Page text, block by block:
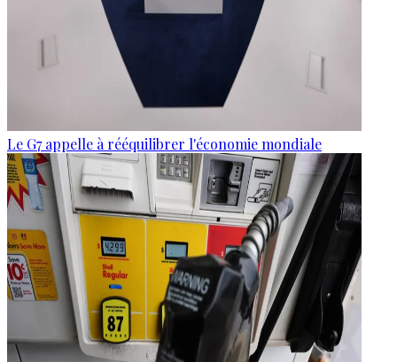
Le G7 appelle à rééquilibrer l'économie mondiale